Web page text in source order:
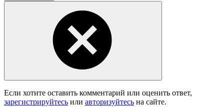
Если хотите оставить комментарий или оценить ответ,
зарегистрируйтесь или авторизуйтесь на сайте.